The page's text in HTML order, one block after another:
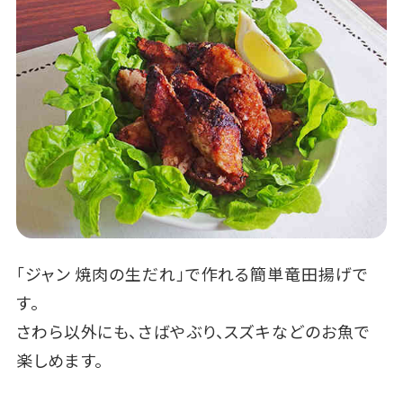
「ジャン 焼肉の生だれ」で作れる簡単竜田揚げで
す。
さわら以外にも、さばやぶり、スズキなどのお魚で
楽しめます。